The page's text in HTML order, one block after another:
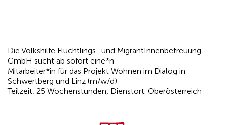
Die Volkshilfe Flüchtlings- und MigrantInnenbetreuung
GmbH sucht ab sofort eine*n
Mitarbeiter*in für das Projekt Wohnen im Dialog in
Schwertberg und Linz (m/w/d)
Teilzeit; 25 Wochenstunden, Dienstort: Oberösterreich